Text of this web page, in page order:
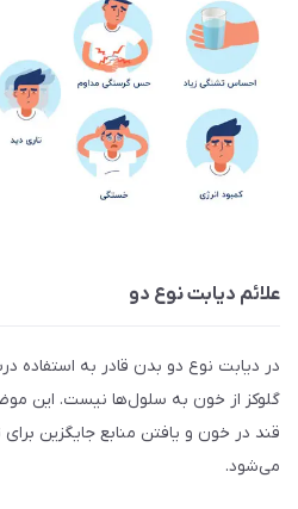
علائم دیابت نوع دو
در دیابت نوع دو بدن قادر به استفاده
گلوکز از خون به سلول‌ها نیست. این
قند در خون و یافتن منابع جایگزین
می‌شود.